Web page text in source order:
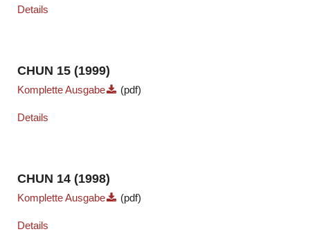
Details
CHUN 15 (1999)
Komplette Ausgabe (pdf)
Details
CHUN 14 (1998)
Komplette Ausgabe (pdf)
Details